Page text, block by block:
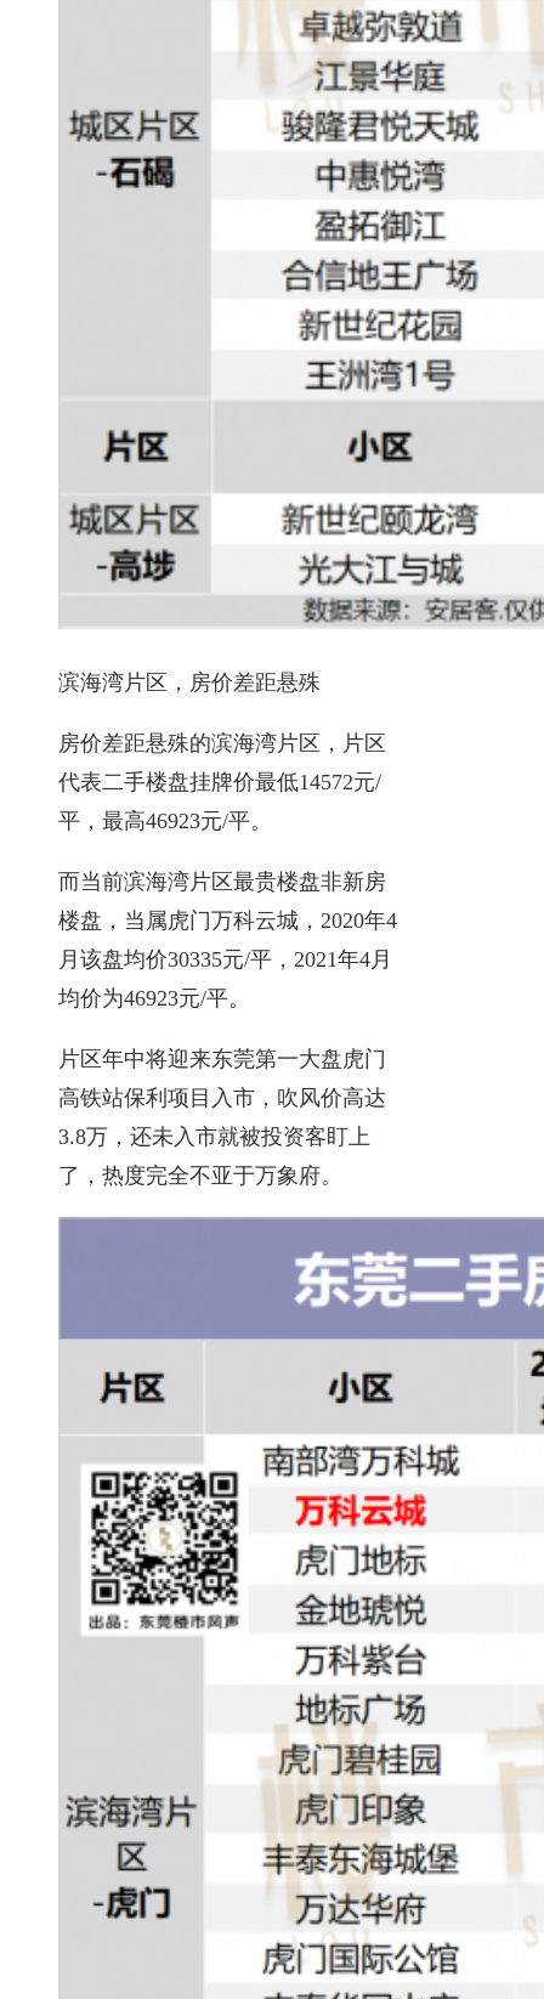
滨海湾片区，房价差距悬殊
房价差距悬殊的滨海湾片区，片区
代表二手楼盘挂牌价最低14572元/
平，最高46923元/平。
而当前滨海湾片区最贵楼盘非新房
楼盘，当属虎门万科云城，2020年4
月该盘均价30335元/平，2021年4月
均价为46923元/平。
片区年中将迎来东莞第一大盘虎门
高铁站保利项目入市，吹风价高达
3.8万，还未入市就被投资客盯上
了，热度完全不亚于万象府。